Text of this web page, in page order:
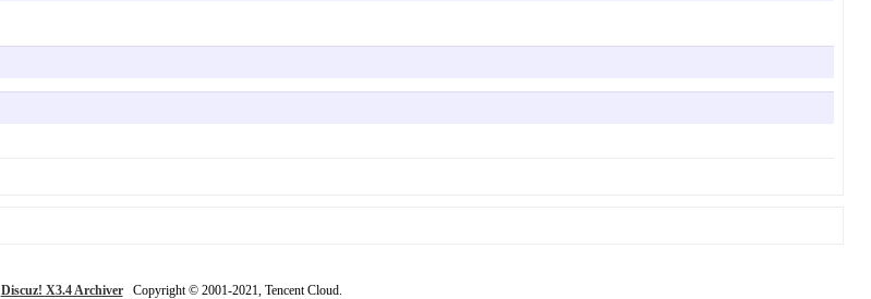
Discuz! X3.4 ArchiverCopyright © 2001-2021, Tencent Cloud.